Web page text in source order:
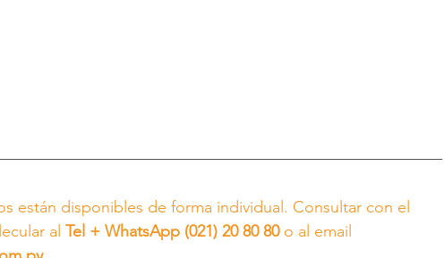
están disponibles de forma individual. Consultar con el
al Tel + WhatsApp (021) 20 80 80 o al email